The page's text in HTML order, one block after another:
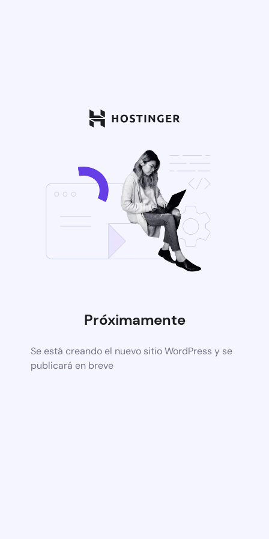
Próximamente
Se está creando el nuevo sitio WordPress y se
publicará en breve